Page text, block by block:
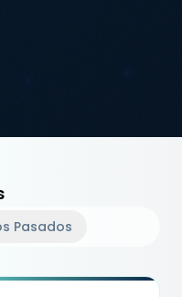
Pasados